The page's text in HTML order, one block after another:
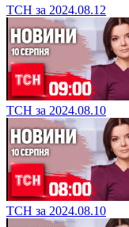
ТСН за 2024.08.12
ТСН за 2024.08.10
ТСН за 2024.08.10